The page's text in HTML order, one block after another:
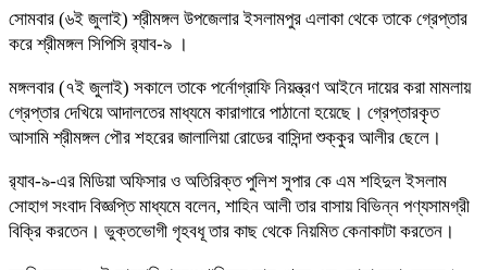
সোমবার (৬ই জুলাই) শ্রীমঙ্গল উপজেলার ইসলামপুর এলাকা থেকে তাকে গ্রেপ্তার
করে শ্রীমঙ্গল সিপিসি র‍্যাব-৯ ।
মঙ্গলবার (৭ই জুলাই) সকালে তাকে পর্নোগ্রাফি নিয়ন্ত্রণ আইনে দায়ের করা মামলায়
গ্রেপ্তার দেখিয়ে আদালতের মাধ্যমে কারাগারে পাঠানো হয়েছে। গ্রেপ্তারকৃত
আসামি শ্রীমঙ্গল পৌর শহরের জালালিয়া রোডের বাসিন্দা শুক্কুর আলীর ছেলে।
র‌্যাব-৯-এর মিডিয়া অফিসার ও অতিরিক্ত পুলিশ সুপার কে এম শহিদুল ইসলাম
সোহাগ সংবাদ বিজ্ঞপ্তি মাধ্যমে বলেন, শাহিন আলী তার বাসায় বিভিন্ন পণ্যসামগ্রী
বিক্রি করতেন। ভুক্তভোগী গৃহবধূ তার কাছ থেকে নিয়মিত কেনাকাটা করতেন।